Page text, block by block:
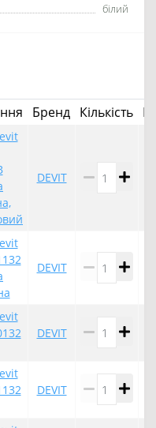
білий
Бренд Кількість
DEVIT
DEVIT
DEVIT
DEVIT